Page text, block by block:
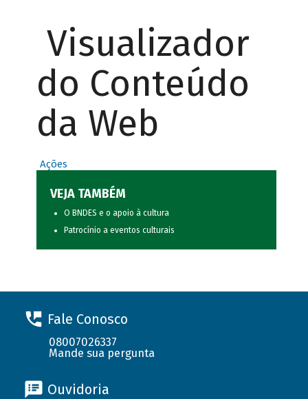
Visualizador
do Conteúdo
da Web
Ações
VEJA TAMBÉM
O BNDES e o apoio à cultura
Patrocínio a eventos culturais
Fale Conosco
08007026337
Mande sua pergunta
Ouvidoria